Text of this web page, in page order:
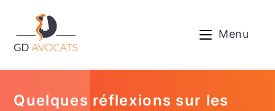
Menu
Quelques réflexions sur les